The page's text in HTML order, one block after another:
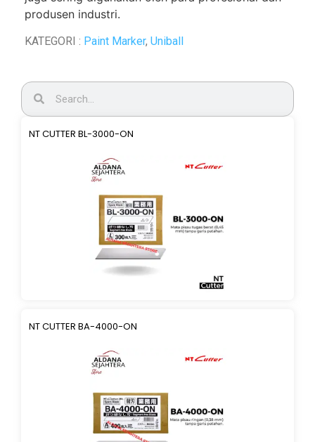
produsen industri.
KATEGORI : Paint Marker, Uniball
NT CUTTER BL-3000-ON
NT CUTTER BA-4000-ON